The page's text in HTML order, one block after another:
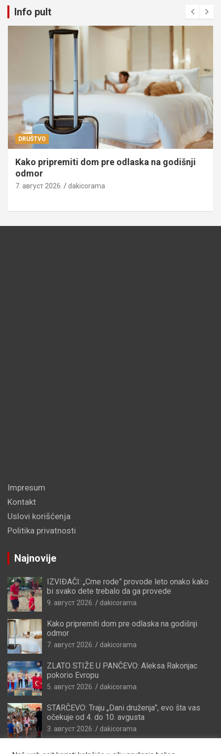
Info pult
DRUŠTVO
Kako pripremiti dom pre odlaska na godišnji
odmor
7. август 2026. dakicorama
Impresum
Kontakt
Uslovi korišćenja
Politika privatnosti
Najnovije
IZVIĐAČI: „Crne rode” provode leto onako kako
bi svako dete trebalo da ga provede
9. август 2026. dakicorama
Kako pripremiti dom pre odlaska na godišnji
odmor
7. август 2026. dakicorama
ZLATO STIŽE U PANČEVO: Aleksa Rakonjac
pokorio Evropu
5. август 2026. dakicorama
STARČEVO: Traju „Dani druženja”, evo šta vas
očekuje od 4. do 10. avgusta
3. август 2026. dakicorama